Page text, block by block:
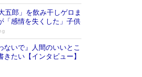
五郎」を飲み干しゲロま
感情を失くした」子供
ないで』人間のいいとこ
たい【インタビュー】